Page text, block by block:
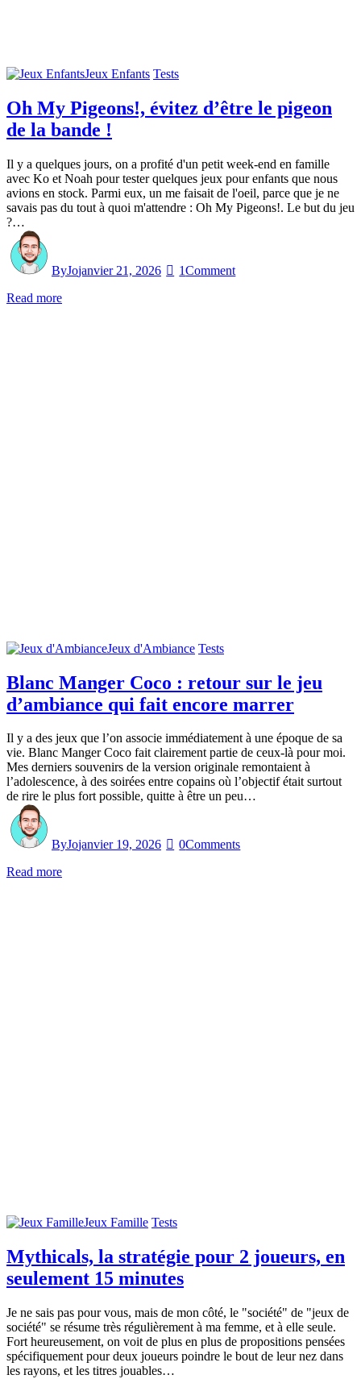
Jeux Enfants Tests
Oh My Pigeons!, évitez d’être le pigeon
de la bande !
Il y a quelques jours, on a profité d'un petit week-end en famille
avec Ko et Noah pour tester quelques jeux pour enfants que nous
avions en stock. Parmi eux, un me faisait de l'oeil, parce que je ne
savais pas du tout à quoi m'attendre : Oh My Pigeons!. Le but du jeu
?…
ByJojanvier 21, 2026 1Comment
Read more
Jeux d'Ambiance Tests
Blanc Manger Coco : retour sur le jeu
d’ambiance qui fait encore marrer
Il y a des jeux que l’on associe immédiatement à une époque de sa
vie. Blanc Manger Coco fait clairement partie de ceux-là pour moi.
Mes derniers souvenirs de la version originale remontaient à
l’adolescence, à des soirées entre copains où l’objectif était surtout
de rire le plus fort possible, quitte à être un peu…
ByJojanvier 19, 2026 0Comments
Read more
Jeux Famille Tests
Mythicals, la stratégie pour 2 joueurs, en
seulement 15 minutes
Je ne sais pas pour vous, mais de mon côté, le "société" de "jeux de
société" se résume très régulièrement à ma femme, et à elle seule.
Fort heureusement, on voit de plus en plus de propositions pensées
spécifiquement pour deux joueurs poindre le bout de leur nez dans
les rayons, et les titres jouables…